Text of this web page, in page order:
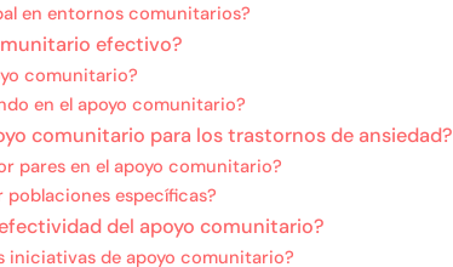
en entornos comunitarios?
efectivo?
comunitario?
en el apoyo comunitario?
comunitario para los trastornos de ansiedad?
pares en el apoyo comunitario?
específicas?
del apoyo comunitario?
iniciativas de apoyo comunitario?